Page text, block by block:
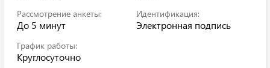
Рассмотрение анкеты:
До 5 минут
Идентификация:
Электронная подпись
График работы:
Круглосуточно